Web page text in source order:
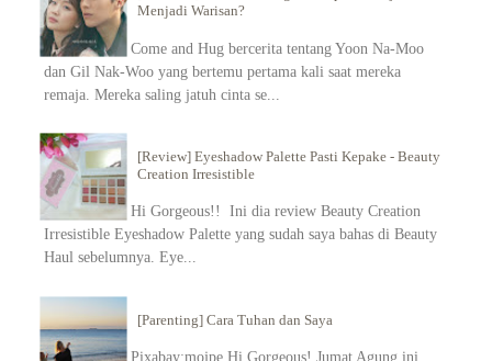
Menjadi Warisan?
Come and Hug bercerita tentang Yoon Na-Moo
dan Gil Nak-Woo yang bertemu pertama kali saat mereka
remaja. Mereka saling jatuh cinta se...
[Review] Eyeshadow Palette Pasti Kepake - Beauty
Creation Irresistible
Hi Gorgeous!! Ini dia review Beauty Creation
Irresistible Eyeshadow Palette yang sudah saya bahas di Beauty
Haul sebelumnya. Eye...
[Parenting] Cara Tuhan dan Saya
Pixabay:mojpe Hi Gorgeous! Jumat Agung ini